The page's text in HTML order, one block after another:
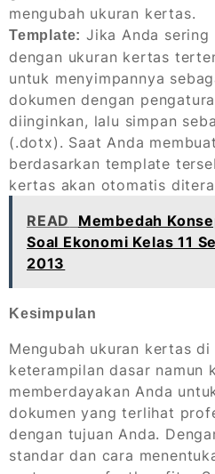
mengubah ukuran kertas.
Template: Jika Anda sering
dengan ukuran kertas
untuk menyimpannya
dokumen dengan
diinginkan, lalu simpan
(.dotx). Saat Anda
berdasarkan template
kertas akan otomatis
READ
Membedah
Soal Ekonomi Kelas 11
2013
Kesimpulan
Mengubah ukuran kertas
keterampilan dasar namun
memberdayakan Anda
dokumen yang terlihat
dengan tujuan Anda.
standar dan cara